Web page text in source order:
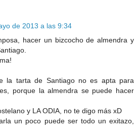
de 2013 a las 9:34
hacer un bizcocho de almendra y
la tarta de Santiago no es apta para
porque la almendra se puede hacer
y LA ODIA, no te digo más xD
un poco puede ser todo un exitazo,